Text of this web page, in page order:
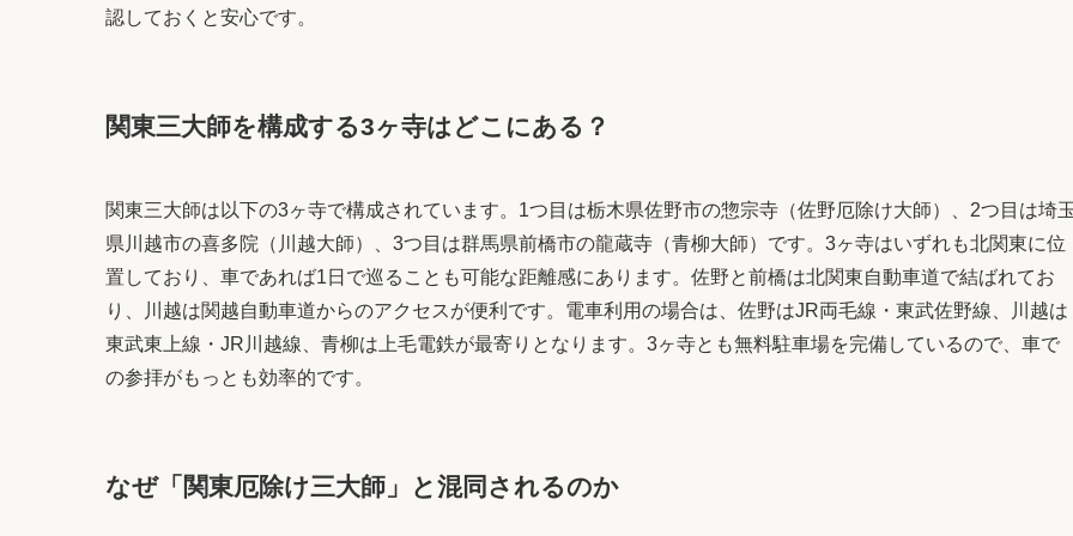
認しておくと安心です。
関東三大師を構成する3ヶ寺はどこにある？
関東三大師は以下の3ヶ寺で構成されています。1つ目は栃木県佐野市の惣宗寺（佐野厄除け大師）、2つ目は埼
県川越市の喜多院（川越大師）、3つ目は群馬県前橋市の龍蔵寺（青柳大師）です。3ヶ寺はいずれも北関東に位
置しており、車であれば1日で巡ることも可能な距離感にあります。佐野と前橋は北関東自動車道で結ばれてお
り、川越は関越自動車道からのアクセスが便利です。電車利用の場合は、佐野はJR両毛線・東武佐野線、川越は
東武東上線・JR川越線、青柳は上毛電鉄が最寄りとなります。3ヶ寺とも無料駐車場を完備しているので、車で
の参拝がもっとも効率的です。
なぜ「関東厄除け三大師」と混同されるのか